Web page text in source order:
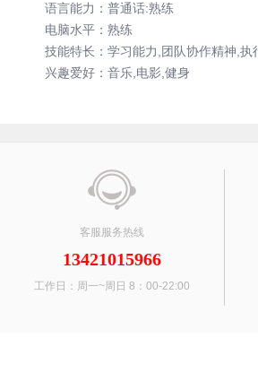
语言能力：普通话:熟练
电脑水平：熟练
技能特长：学习能力,团队协作精神,
兴趣爱好：音乐,电影,健身
客服服务热线
13421015966
工作日：周一~周日 8：00-22:00